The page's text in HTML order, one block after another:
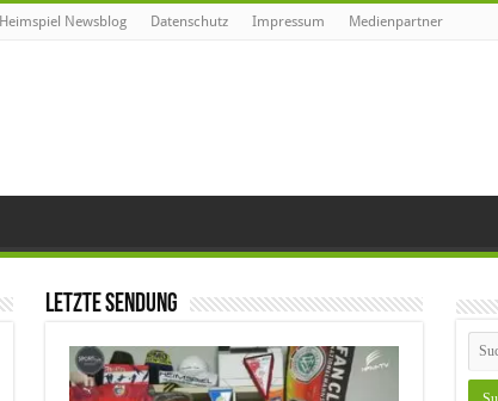
Heimspiel Newsblog Datenschutz Impressum Medienpartner
Letzte Sendung